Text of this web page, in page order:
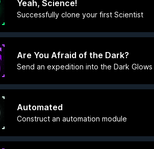
Yeah, Science!
Successfully clone your first Scientist
Are You Afraid of the Dark?
Send an expedition into the Dark Glows
Automated
Construct an automation module